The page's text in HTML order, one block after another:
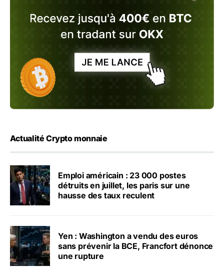
Actualité Crypto monnaie
Emploi américain : 23 000 postes
détruits en juillet, les paris sur une
hausse des taux reculent
Yen : Washington a vendu des euros
sans prévenir la BCE, Francfort dénonce
une rupture